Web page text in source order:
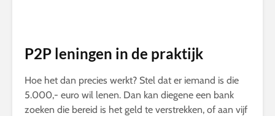
P2P leningen in de praktijk
Hoe het dan precies werkt? Stel dat er iemand is die
5.000,- euro wil lenen. Dan kan diegene een bank
zoeken die bereid is het geld te verstrekken, of aan vijf